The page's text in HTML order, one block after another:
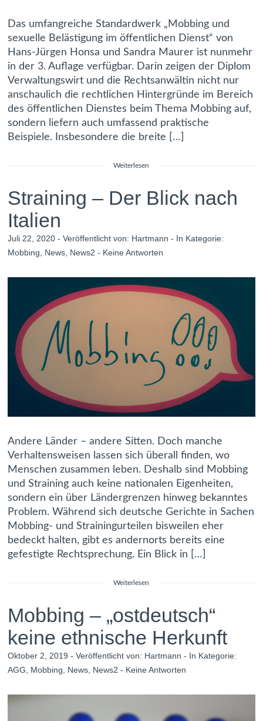
Das umfangreiche Standardwerk „Mobbing und
sexuelle Belästigung im öffentlichen Dienst“ von
Hans-Jürgen Honsa und Sandra Maurer ist nunmehr
in der 3. Auflage verfügbar. Darin zeigen der Diplom
Verwaltungswirt und die Rechtsanwältin nicht nur
anschaulich die rechtlichen Hintergründe im Bereich
des öffentlichen Dienstes beim Thema Mobbing auf,
sondern liefern auch umfassend praktische
Beispiele. Insbesondere die breite […]
Weiterlesen
Straining – Der Blick nach
Italien
Juli 22, 2020 - Veröffentlicht von: Hartmann - In Kategorie:
Mobbing
News News2 - Keine Antworten
Andere Länder – andere Sitten. Doch manche
Verhaltensweisen lassen sich überall finden, wo
Menschen zusammen leben. Deshalb sind Mobbing
und Straining auch keine nationalen Eigenheiten,
sondern ein über Ländergrenzen hinweg bekanntes
Problem. Während sich deutsche Gerichte in Sachen
Mobbing- und Strainingurteilen bisweilen eher
bedeckt halten, gibt es andernorts bereits eine
gefestigte Rechtsprechung. Ein Blick in […]
Weiterlesen
Mobbing – „ostdeutsch“
keine ethnische Herkunft
Oktober 2, 2019 - Veröffentlicht von: Hartmann - In Kategorie:
AGG
Mobbing News News2 - Keine Antworten